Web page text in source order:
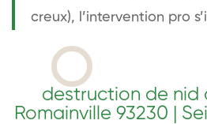
creux), l’intervention pro
destruction de nid
Romainville 93230 |